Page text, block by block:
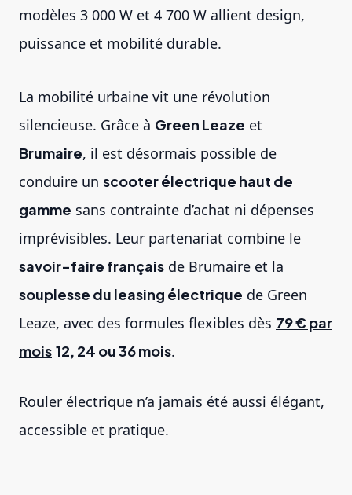
modèles 3 000 W et 4 700 W allient design,
puissance et mobilité durable.
La mobilité urbaine vit une révolution
silencieuse. Grâce à Green Leaze et
Brumaire, il est désormais possible de
conduire un scooter électrique haut de
gamme sans contrainte d’achat ni dépenses
imprévisibles. Leur partenariat combine le
savoir-faire français de Brumaire et la
souplesse du leasing électrique de Green
Leaze, avec des formules flexibles dès 79 € par
mois 12, 24 ou 36 mois.
Rouler électrique n’a jamais été aussi élégant,
accessible et pratique.